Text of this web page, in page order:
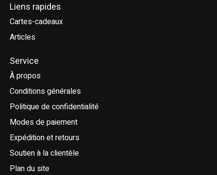
Liens rapides
Cartes-cadeaux
Articles
Service
À propos
Conditions générales
Politique de confidentialité
Modes de paiement
Expédition et retours
Soutien à la clientèle
Plan du site